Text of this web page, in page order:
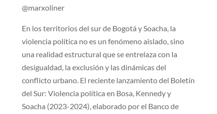
@marxoliner
En los territorios del sur de Bogotá y Soacha, la
violencia política no es un fenómeno aislado, sino
una realidad estructural que se entrelaza con la
desigualdad, la exclusión y las dinámicas del
conflicto urbano. El reciente lanzamiento del Boletín
del Sur: Violencia política en Bosa, Kennedy y
Soacha (2023-2024), elaborado por el Banco de